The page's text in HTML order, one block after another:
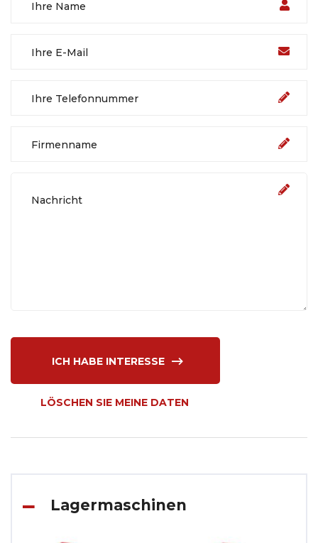
Lagermaschinen
ICH HABE INTERESSE
LÖSCHEN SIE MEINE DATEN